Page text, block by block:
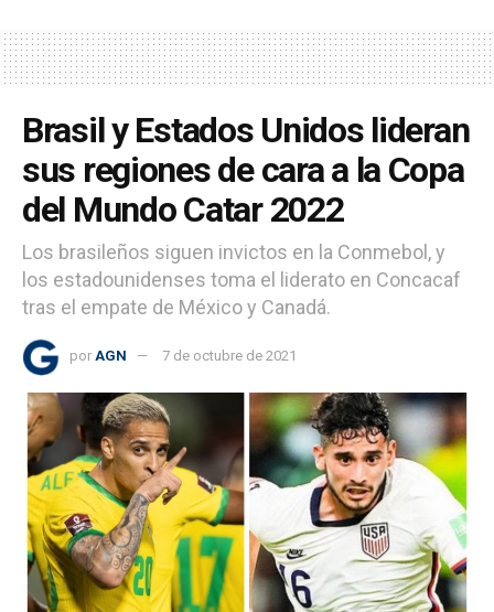
Brasil y Estados Unidos lideran
sus regiones de cara a la Copa
del Mundo Catar 2022
Los brasileños siguen invictos en la Conmebol, y
los estadounidenses toma el liderato en Concacaf
tras el empate de México y Canadá.
por AGN 7 de octubre de 2021